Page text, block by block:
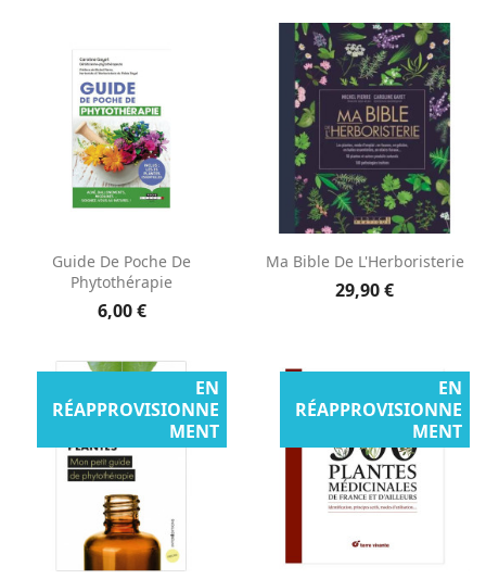
Guide De Poche De
Phytothérapie
6,00 €
Ma Bible De L'Herboristerie
29,90 €
EN
RÉAPPROVISIONNE
MENT
EN
RÉAPPROVISIONNE
MENT